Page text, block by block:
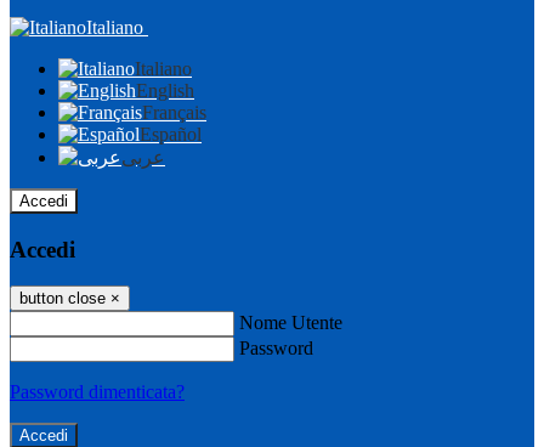
Italiano
Italiano
English
Français
Español
عربى
Accedi
Accedi
button close ×
Nome Utente
Password
Password dimenticata?